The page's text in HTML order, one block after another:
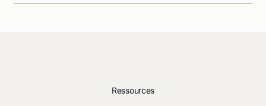
Ressources